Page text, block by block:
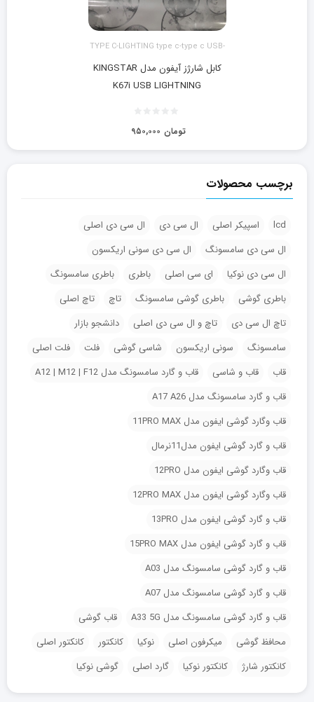
TYPE C-LIGHTING type c-type c USB-
کابل شارژز آیفون مدل KINGSTAR
K67i USB LIGHTNING
۹۵۰,۰۰۰ تومان
برچسب محصولات
lcd اسپیکر اصلی ال سی دی
ال سی دی اصلی
ال سی دی سامسونگ
ال سی دی سونی اریکسون
ال سی دی نوکیا
ای سی اصلی باطری
باطری سامسونگ
باطری گوشی
باطری گوشی سامسونگ تاچ
تاچ اصلی
تاچ ال سی دی
تاچ و ال سی دی اصلی
دانشجو بازار
سامسونگ
سونی اریکسون شاسی گوشی فلت
فلت اصلی
قاب
قاب و شاسی
قاب و گارد سامسونگ مدل A12 | M12 | F12
قاب و گارد سامسونگ مدل A17 A26
قاب وگارد گوشی ایفون مدل 11PRO MAX
قاب و گارد گوشی ایفون مدل11نرمال
قاب وگارد گوشی ایفون مدل 12PRO
قاب وگارد گوشی ایفون مدل 12PRO MAX
قاب و گارد گوشی ایفون مدل 13PRO
قاب و گارد گوشی ایفون مدل 15PRO MAX
قاب و گارد گوشی سامسونگ مدل A03
قاب و گارد گوشی سامسونگ مدل A07
قاب و گارد گوشی سامسونگ مدل A33 5G
قاب گوشی
محافظ گوشی
میکرفون اصلی نوکیا کانکتور
کانکتور اصلی
کانکتور شارژ
کانکتور نوکیا گارد اصلی گوشی نوکیا